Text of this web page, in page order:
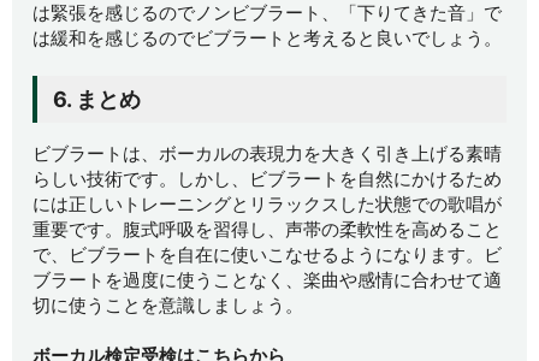
は緊張を感じるのでノンビブラート、「下りてきた音」で
は緩和を感じるのでビブラートと考えると良いでしょう。
6. まとめ
ビブラートは、ボーカルの表現力を大きく引き上げる素晴
らしい技術です。しかし、ビブラートを自然にかけるため
には正しいトレーニングとリラックスした状態での歌唱が
重要です。腹式呼吸を習得し、声帯の柔軟性を高めること
で、ビブラートを自在に使いこなせるようになります。ビ
ブラートを過度に使うことなく、楽曲や感情に合わせて適
切に使うことを意識しましょう。
ボーカル検定受検はこちらから